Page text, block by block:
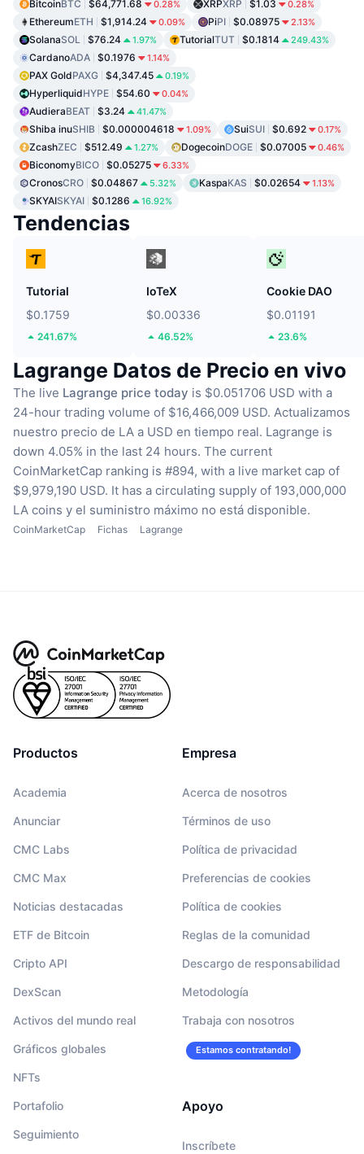
BitcoinBTC $64,771.68 0.28% XRPXRP $1.03 0.28%
EthereumETH $1,914.24 0.09% PiPI $0.08975 2.13%
SolanaSOL $76.24 1.97% TutorialTUT $0.1814 249.43%
CardanoADA $0.1976 1.14%
PAX GoldPAXG $4,347.45 0.19%
HyperliquidHYPE $54.60 0.04%
AudieraBEAT $3.24 41.47%
Shiba inuSHIB $0.000004618 1.09% SuiSUI $0.692 0.17%
ZcashZEC $512.49 1.27% DogecoinDOGE $0.07005 0.46%
BiconomyBICO $0.05275 6.33%
CronosCRO $0.04867 5.32% KaspaKAS $0.02654 1.13%
SKYAISKYAI $0.1286 16.92%
Tendencias
Tutorial
$0.1759
241.67%
IoTeX
$0.00336
46.52%
Cookie DAO
$0.01191
23.6%
Lagrange Datos de Precio en vivo
The live Lagrange price today is $0.051706 USD with a
24-hour trading volume of $16,466,009 USD. Actualizamos
nuestro precio de LA a USD en tiempo real. Lagrange is
down 4.05% in the last 24 hours. The current
CoinMarketCap ranking is #894, with a live market cap of
$9,979,190 USD. It has a circulating supply of 193,000,000
LA coins y el suministro máximo no está disponible.
CoinMarketCap Fichas Lagrange
Productos
Academia
Anunciar
CMC Labs
CMC Max
Noticias destacadas
ETF de Bitcoin
Cripto API
DexScan
Activos del mundo real
Gráficos globales
NFTs
Portafolio
Seguimiento
Empresa
Acerca de nosotros
Términos de uso
Política de privacidad
Preferencias de cookies
Política de cookies
Reglas de la comunidad
Descargo de responsabilidad
Metodología
Trabaja con nosotros
Estamos contratando!
Apoyo
Inscríbete